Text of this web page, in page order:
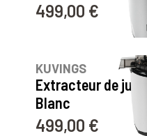
Prix
499,00 €
KUVINGS
Extracteur de jus
Blanc
Prix
499,00 €